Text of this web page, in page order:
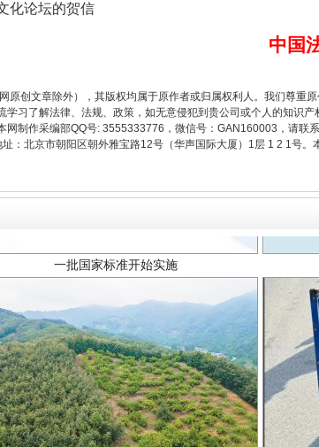
论坛的贺信
中国
原创文章除外），其版权均属于原作者或归属权利人。我们尊重
习了解法律、法规、政策，如无意侵犯到贵公司或个人的知识
制作采编部QQ号: 3555333776，微信号：GAN160003，请联
：北京市朝阳区朝外雅宝路12号（华声国际大厦）1层 1 2 1号。
一批国家标准开始实施
以产业富民促振兴